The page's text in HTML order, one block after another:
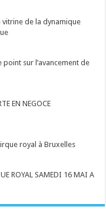
vitrine de la dynamique
sur l’avancement de
EN NEGOCE
royal à Bruxelles
ROYAL SAMEDI 16 MAI A